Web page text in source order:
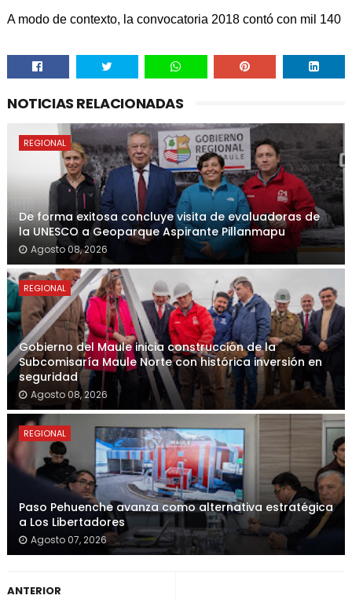
A modo de contexto, la convocatoria 2018 contó con mil
NOTICIAS RELACIONADAS
REGIONAL
De forma exitosa concluye visita de evaluadoras de
la UNESCO a Geoparque Aspirante Pillanmapu
Agosto 08, 2026
REGIONAL
Gobierno del Maule inicia construcción de la
Subcomisaría Maule Norte con histórica inversión en
seguridad
Agosto 08, 2026
REGIONAL
Paso Pehuenche avanza como alternativa estratégica
a Los Libertadores
Agosto 07, 2026
ANTERIOR